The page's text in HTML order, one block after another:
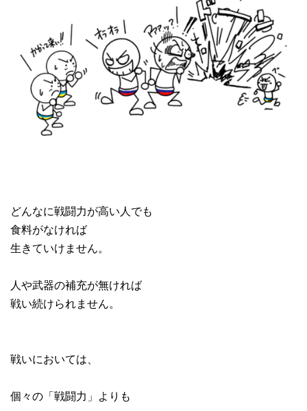
どんなに戦闘力が高い人でも
食料がなければ
生きていけません。
人や武器の補充が無ければ
戦い続けられません。
戦いにおいては、
個々の「戦闘力」よりも